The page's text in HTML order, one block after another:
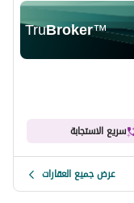
TruBroker™
سريع الاستجابة
عرض جميع العقارات